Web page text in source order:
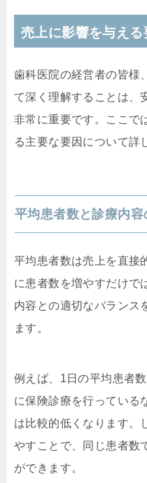
売上に影響を与える
歯科医院の経営者の皆様
て深く理解することは、
非常に重要です。ここで
る主要な要因について詳
平均患者数と診療内容
平均患者数は売上を直接
に患者数を増やすだけで
内容との適切なバランス
ます。
例えば、1日の平均患者
に保険診療を行っている
は比較的低くなります。
やすことで、同じ患者数
ができます。